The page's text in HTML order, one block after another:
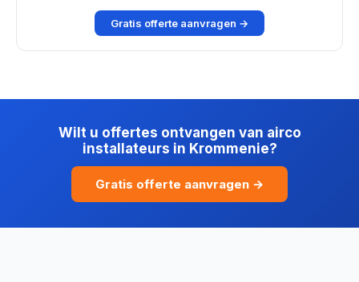
Gratis offerte aanvragen →
Wilt u offertes ontvangen van airco
installateurs in Krommenie?
Gratis offerte aanvragen →